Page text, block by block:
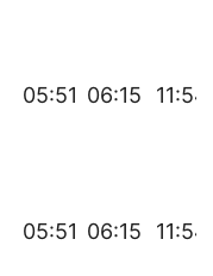
05:51 06:15 11:54
05:51 06:15 11:54